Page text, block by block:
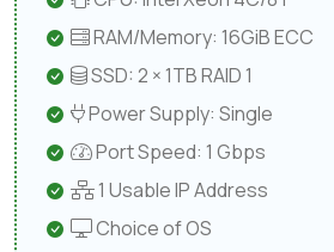
RAM/Memory: 16GiB ECC
SSD: 2 × 1TB RAID 1
Power Supply: Single
Port Speed: 1 Gbps
1 Usable IP Address
Choice of OS